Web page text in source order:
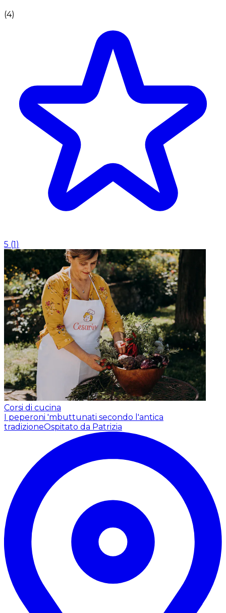
(4)
5 (1)
Corsi di cucina
I peperoni 'mbuttunati secondo l'antica
tradizioneOspitato da Patrizia